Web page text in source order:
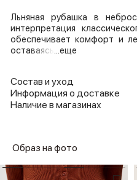
Льняная рубашка в
интерпретация
обеспечивает комфорт и
оставаясь ...еще
Состав и уход
Информация о доставке
Наличие в магазинах
Образ на фото